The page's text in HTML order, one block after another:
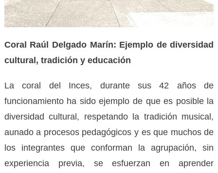
Coral Raúl Delgado Marín: Ejemplo de diversidad
cultural, tradición y educación
La coral del Inces, durante sus 42 años de
funcionamiento ha sido ejemplo de que es posible la
diversidad cultural, respetando la tradición musical,
aunado a procesos pedagógicos y es que muchos de
los integrantes que conforman la agrupación, sin
experiencia previa, se esfuerzan en aprender